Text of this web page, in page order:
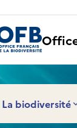
La biodiversité